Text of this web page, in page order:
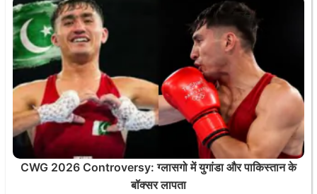
CWG 2026 Controversy: ग्लासगो में युगांडा और पाकिस्तान के
बॉक्सर लापता